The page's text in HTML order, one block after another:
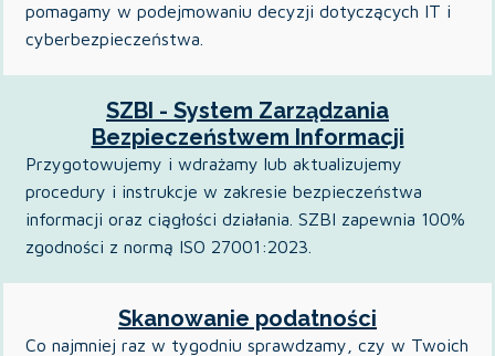
pomagamy w podejmowaniu decyzji dotyczących IT i
cyberbezpieczeństwa.
SZBI - System Zarządzania
Bezpieczeństwem Informacji
Przygotowujemy i wdrażamy lub aktualizujemy
procedury i instrukcje w zakresie bezpieczeństwa
informacji oraz ciągłości działania. SZBI zapewnia 100%
zgodności z normą ISO 27001:2023.
Skanowanie podatności
Co najmniej raz w tygodniu sprawdzamy, czy w Twoich